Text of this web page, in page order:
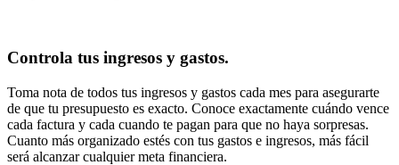
Controla tus ingresos y gastos.
Toma nota de todos tus ingresos y gastos cada mes para asegurarte
de que tu presupuesto es exacto. Conoce exactamente cuándo vence
cada factura y cada cuando te pagan para que no haya sorpresas.
Cuanto más organizado estés con tus gastos e ingresos, más fácil
será alcanzar cualquier meta financiera.